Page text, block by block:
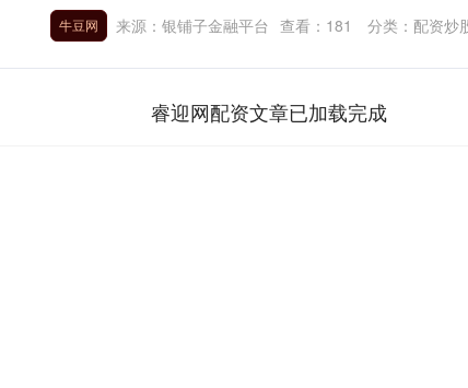
牛豆网 来源：银铺子金融平台 查看： 181 分类： 配资炒
睿迎网配资文章已加载完成